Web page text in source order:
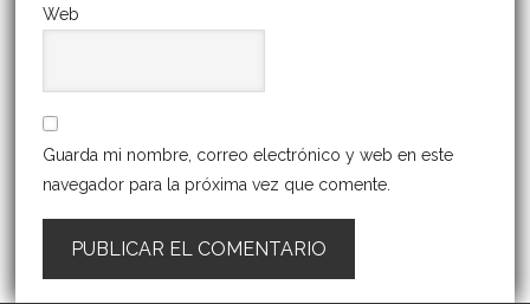
Web
Guarda mi nombre, correo electrónico y web en este
navegador para la próxima vez que comente.